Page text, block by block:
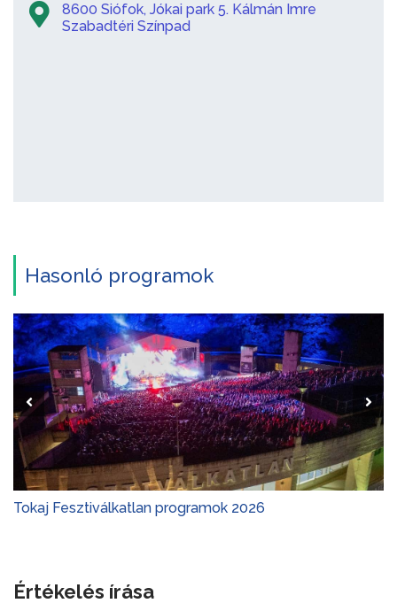
8600 Siófok, Jókai park 5. Kálmán Imre
Szabadtéri Színpad
Hasonló programok
Tokaj Fesztiválkatlan programok 2026
Értékelés írása